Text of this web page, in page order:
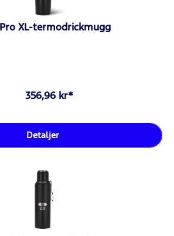
XL-termodrickmugg
356,96 kr*
Detaljer